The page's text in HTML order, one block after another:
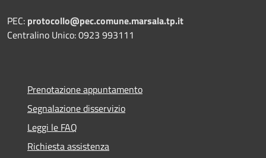
PEC: protocollo@pec.comune.marsala.tp.it
Centralino Unico: 0923 993111
Prenotazione appuntamento
Segnalazione disservizio
Leggi le FAQ
Richiesta assistenza